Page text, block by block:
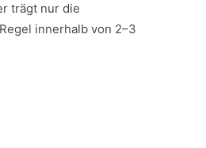
trägt nur die
innerhalb von 2–3